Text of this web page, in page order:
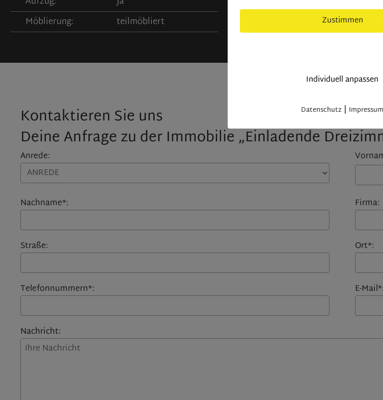
Möblierung:
teilmöbliert
Kontaktieren Sie uns
Deine Anfrage zu der Immobilie „Einladende
Anrede:
Nachname*: Firma:
Straße: Ort*:
Telefonnummern*: E-Mail*:
Nachricht:
Zustimmen
Individuell anpassen
Datenschutz | Impressum